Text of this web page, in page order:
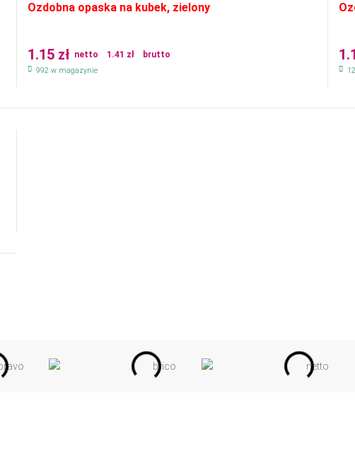
Ozdobna opaska na kubek, zielony
1.15 zł netto 1.41 zł brutto
992 w magazynie